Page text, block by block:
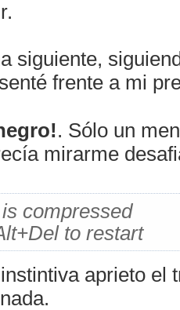
siguiente,
frente a mi
. Sólo un
mirarme
compressed
to restart
aprieto el